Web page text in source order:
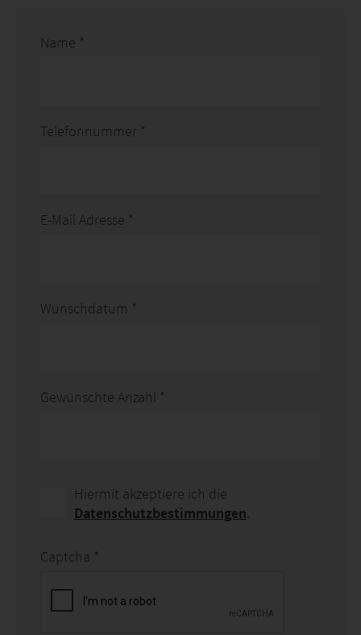
Name *
Telefonnummer *
E-Mail Adresse *
Wunschdatum *
Gewünschte Anzahl *
Hiermit akzeptiere ich die
Datenschutzbestimmungen
Captcha *